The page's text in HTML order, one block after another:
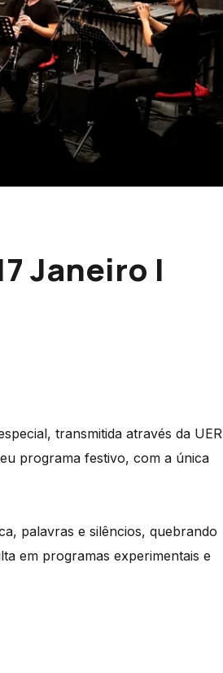
Janeiro |
transmitida através da UER
programa festivo, com a única
palavras e silêncios, quebrando
em programas experimentais e